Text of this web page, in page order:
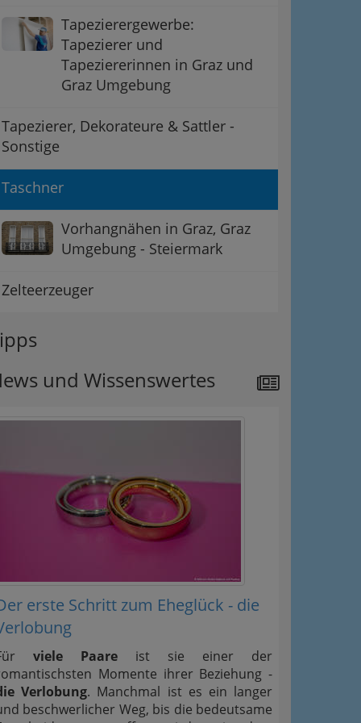
Tapezierergewerbe:
Tapezierer und
Tapeziererinnen in Graz und
Graz Umgebung
Tapezierer, Dekorateure & Sattler -
Sonstige
Taschner
Vorhangnähen in Graz, Graz
Umgebung - Steiermark
Zelteerzeuger
und Wissenswertes
erste Schritt zum Eheglück - die
viele Paare ist sie einer der
Momente ihrer Beziehung -
Verlobung. Manchmal ist es ein langer
beschwerlicher Weg, bis die bedeutsame